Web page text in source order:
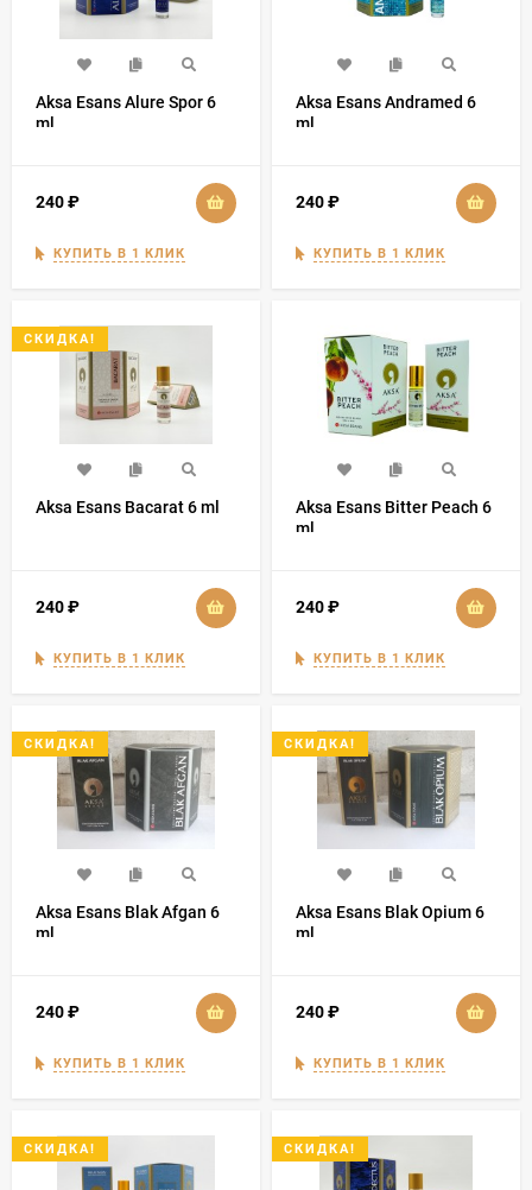
Aksa Esans Alure Spor 6
ml
240₽
КУПИТЬ В 1 КЛИК
Aksa Esans Andramed 6
ml
240₽
КУПИТЬ В 1 КЛИК
СКИДКА!
Aksa Esans Bacarat 6 ml
240₽
КУПИТЬ В 1 КЛИК
Aksa Esans Bitter Peach 6
ml
240₽
КУПИТЬ В 1 КЛИК
СКИДКА!
Aksa Esans Blak Afgan 6
ml
240₽
КУПИТЬ В 1 КЛИК
СКИДКА!
Aksa Esans Blak Opium 6
ml
240₽
КУПИТЬ В 1 КЛИК
СКИДКА! СКИДКА!